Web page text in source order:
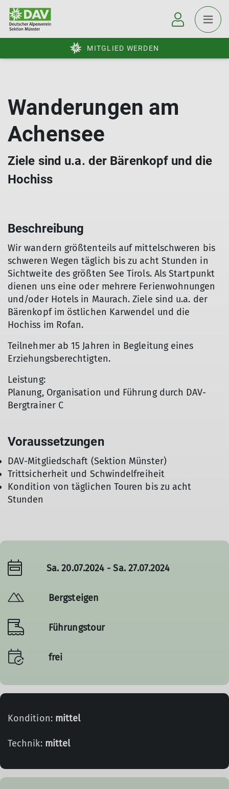
MITGLIED WERDEN
Wanderungen am
Achensee
Ziele sind u.a. der Bärenkopf und die
Hochiss
Beschreibung
Wir wandern größtenteils auf mittelschweren bis
schweren Wegen täglich bis zu acht Stunden in
Sichtweite des größten See Tirols. Als Startpunkt
dienen uns eine oder mehrere Ferienwohnungen
und/oder Hotels in Maurach. Ziele sind u.a. der
Bärenkopf im östlichen Karwendel und die
Hochiss im Rofan.
Teilnehmer ab 15 Jahren in Begleitung eines
Erziehungsberechtigten.
Leistung:
Planung, Organisation und Führung durch DAV-
Bergtrainer C
Voraussetzungen
DAV-Mitgliedschaft (Sektion Münster)
Trittsicherheit und Schwindelfreiheit
Kondition von täglichen Touren bis zu acht
Stunden
Sa. 20.07.2024 - Sa. 27.07.2024
Bergsteigen
Führungstour
frei
Kondition: mittel
Technik: mittel